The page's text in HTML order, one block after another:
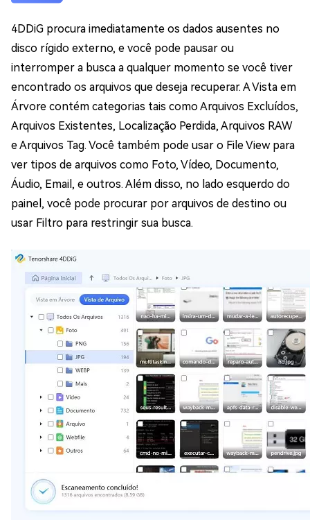
4DDiG procura imediatamente os dados ausentes no
disco rígido externo, e você pode pausar ou
interromper a busca a qualquer momento se você tiver
encontrado os arquivos que deseja recuperar. A Vista em
Árvore contém categorias tais como Arquivos Excluídos,
Arquivos Existentes, Localização Perdida, Arquivos RAW
e Arquivos Tag. Você também pode usar o File View para
ver tipos de arquivos como Foto, Vídeo, Documento,
Áudio, Email, e outros. Além disso, no lado esquerdo do
painel, você pode procurar por arquivos de destino ou
usar Filtro para restringir sua busca.